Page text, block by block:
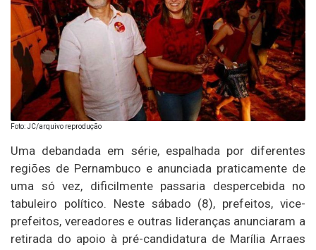
Foto: JC/arquivo reprodução
Uma debandada em série, espalhada por diferentes
regiões de Pernambuco e anunciada praticamente de
uma só vez, dificilmente passaria despercebida no
tabuleiro político. Neste sábado (8), prefeitos, vice-
prefeitos, vereadores e outras lideranças anunciaram a
retirada do apoio à pré-candidatura de Marília Arraes